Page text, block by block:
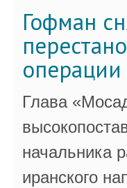
Гофман
Глава
начальника
иранского